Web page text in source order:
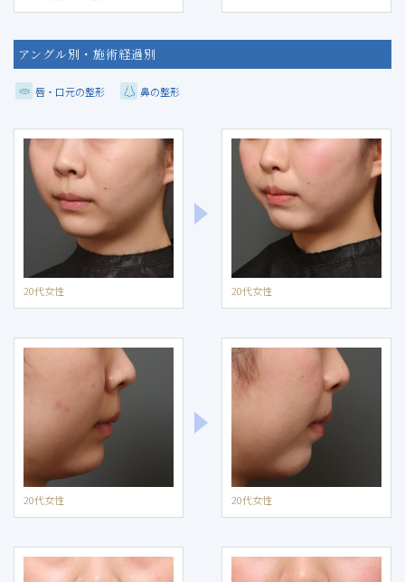
アングル別・施術経過別
唇・口元の整形 鼻の整形
20代女性 20代女性
20代女性 20代女性